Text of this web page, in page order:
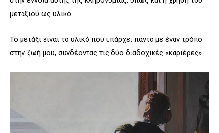
μεταξιού ως υλικό.
Το μετάξι είναι το υλικό που υπάρχει πάντα με έναν τρόπο
στην ζωή μου, συνδέοντας τις δύο διαδοχικές «καριέρες».